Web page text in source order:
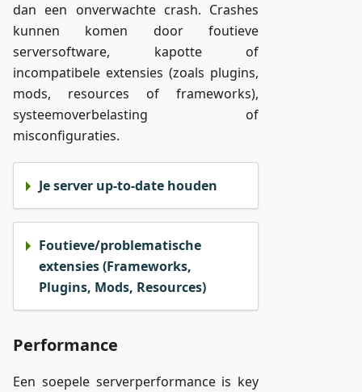
dan een onverwachte crash. Crashes
kunnen komen door foutieve
serversoftware, kapotte of
incompatibele extensies (zoals plugins,
mods, resources of frameworks),
systeemoverbelasting of
misconfiguraties.
Je server up-to-date houden
Foutieve/problematische
extensies (Frameworks,
Plugins, Mods, Resources)
Performance
Een soepele serverperformance is key